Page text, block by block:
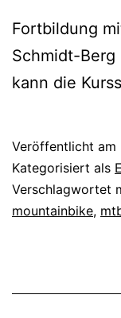
Fortbildung
Schmidt-
kann die
Veröffentlicht am
Kategorisiert als
Verschlagwortet
mountainbike,